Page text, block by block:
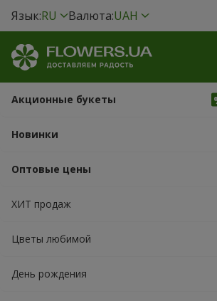
Язык:RU Валюта:UAH
Акционные букеты
Новинки
Оптовые цены
ХИТ продаж
Цветы любимой
День рождения